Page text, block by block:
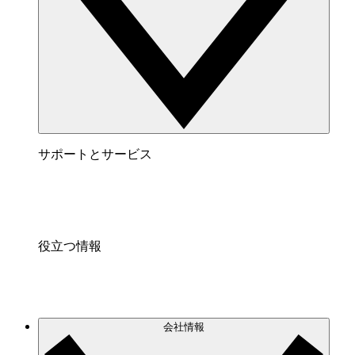
サポートとサービス
役立つ情報
会社情報